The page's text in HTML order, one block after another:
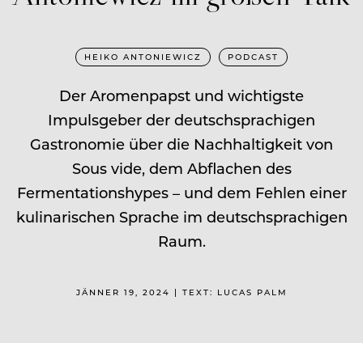
HEIKO ANTONIEWICZ PODCAST
Der Aromenpapst und wichtigste
Impulsgeber der deutschsprachigen
Gastronomie über die Nachhaltigkeit von
Sous vide, dem Abflachen des
Fermentationshypes – und dem Fehlen einer
kulinarischen Sprache im deutschsprachigen
Raum.
JÄNNER 19, 2024 | TEXT: LUCAS PALM